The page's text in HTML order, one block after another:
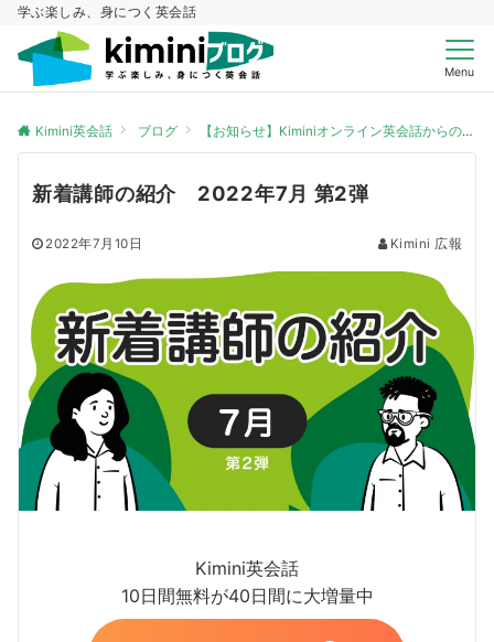
学ぶ楽しみ、身につく英会話
Menu
Kimini英会話 ブログ 【お知らせ】Kiminiオンライン英会話からのお知らせ
新着講師の紹介 2022年7月 第2弾
2022年7月10日 Kimini 広報
Kimini英会話
10日間無料が40日間に大増量中